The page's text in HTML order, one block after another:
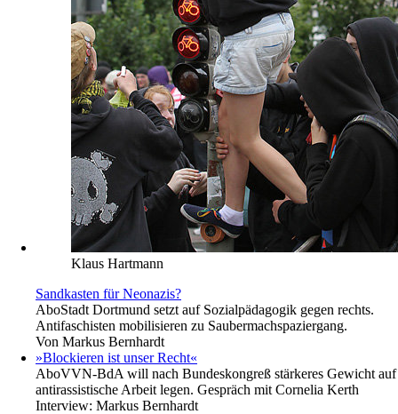
Klaus Hartmann
Sandkasten für Neonazis?
AboStadt Dortmund setzt auf Sozialpädagogik gegen rechts.
Antifaschisten mobilisieren zu Saubermachspaziergang.
Von Markus Bernhardt
»Blockieren ist unser Recht«
AboVVN-BdA will nach Bundeskongreß stärkeres Gewicht auf
antirassistische Arbeit legen. Gespräch mit Cornelia Kerth
Interview: Markus Bernhardt